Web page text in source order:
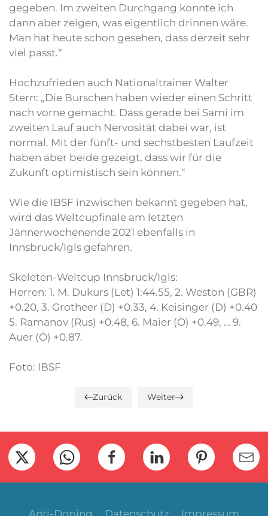
gegeben. Im zweiten Durchgang konnte ich
dann aber zeigen, was eigentlich drinnen wäre.
Man hat heute schon gesehen, dass derzeit sehr
viel passt.“
Hochzufrieden auch Nationaltrainer Walter
Stern: „Die Burschen haben wieder einen Schritt
nach vorne gemacht. Dass gerade bei Sami im
zweiten Lauf auch Nervosität dabei war, ist
normal. Mit der fünft- und sechstbesten Laufzeit
haben aber beide gezeigt, dass wir für die
Zukunft optimistisch sein können.“
Wie die IBSF inzwischen bekannt gegeben hat,
wird das Weltcupfinale am letzten
Jännerwochenende 2021 ebenfalls in
Innsbruck/Igls gefahren.
Skeleten-Weltcup Innsbruck/Igls:
Herren: 1. M. Dukurs (Let) 1:44.55, 2. Weston (GBR)
+0.20, 3. Grotheer (D) +0.33, 4. Keisinger (D) +0.40
5. Ramanov (Rus) +0.48, 6. Maier (Ö) +0.49, … 9.
Auer (Ö) +0.87.
Foto: IBSF
Zurück Weiter